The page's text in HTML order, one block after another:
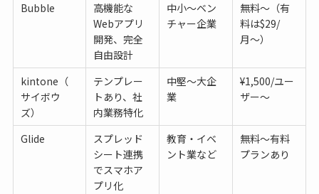
Bubble
高機能な
Webアプリ
開発、完全
自由設計
中小〜ベン
チャー企業
無料〜（有
料は$29/
月〜）
kintone（
サイボウ
ズ）
テンプレー
トあり、社
内業務特化
中堅〜大企
業
¥1,500/ユー
ザー〜
Glide
スプレッド
シート連携
でスマホア
プリ化
教育・イベ
ント業など
無料〜有料
プランあり